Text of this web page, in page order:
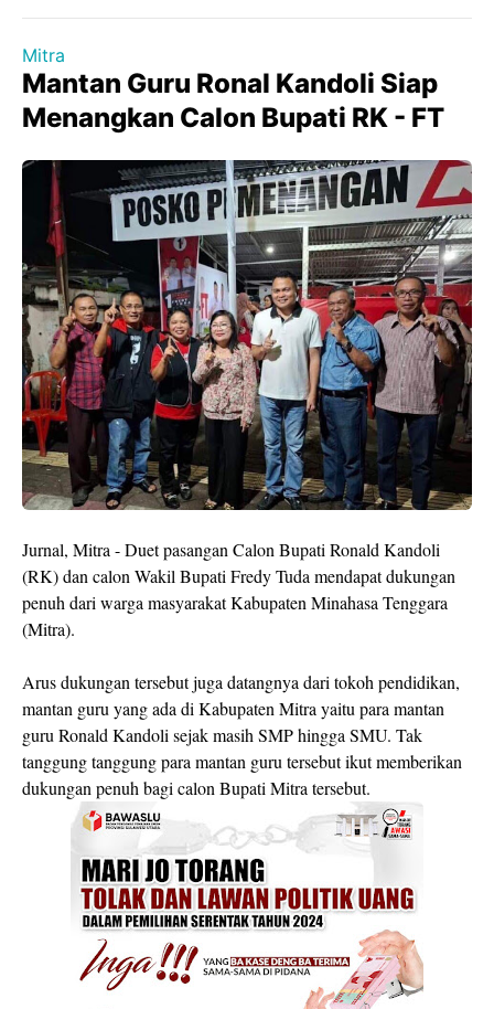
Mitra
Mantan Guru Ronal Kandoli Siap
Menangkan Calon Bupati RK - FT
Jurnal, Mitra - Duet pasangan Calon Bupati Ronald Kandoli
(RK) dan calon Wakil Bupati Fredy Tuda mendapat dukungan
penuh dari warga masyarakat Kabupaten Minahasa Tenggara
(Mitra).
Arus dukungan tersebut juga datangnya dari tokoh pendidikan,
mantan guru yang ada di Kabupaten Mitra yaitu para mantan
guru Ronald Kandoli sejak masih SMP hingga SMU. Tak
tanggung tanggung para mantan guru tersebut ikut memberikan
dukungan penuh bagi calon Bupati Mitra tersebut.